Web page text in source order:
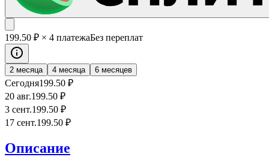
199.50 ₽ × 4 платежаБез переплат
2 месяца 4 месяца 6 месяцев
Сегодня199.50 ₽
20 авг.199.50 ₽
3 сент.199.50 ₽
17 сент.199.50 ₽
Описание